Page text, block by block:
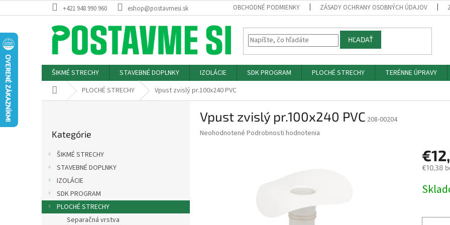
na
+421 948 990 960 eshop@postavmesi.sk OBCHODNÉ PODMIENKY ZÁSADY OCHRANY OSOBNÝCH ÚDAJOV
HĽADAŤ
ŠIKMÉ STRECHY STAVEBNÉ DOPLNKY IZOLÁCIE SDK PROGRAM PLOCHÉ STRECHY TERÉNNE ÚPRAVY
DomovPLOCHÉ STRECHY Vpust zvislý pr.100x240 PVC
kategórie
Kategórie
ŠIKMÉ STRECHY
STAVEBNÉ DOPLNKY
IZOLÁCIE
SDK PROGRAM
PLOCHÉ STRECHY
Separačná vrstva
Vpust zvislý pr.100x240 PVC 208-00204
Priemerné
Neohodnotené Podrobnosti hodnotenia
€10,38
cena: